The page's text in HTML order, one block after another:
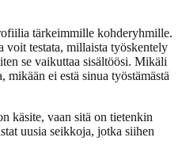
tärkeimmille kohderyhmille.
voit testata, millaista työskentely
se vaikuttaa sisältöösi. Mikäli
mikään ei estä sinua työstämästä
käsite, vaan sitä on tietenkin
uusia seikkoja, jotka siihen